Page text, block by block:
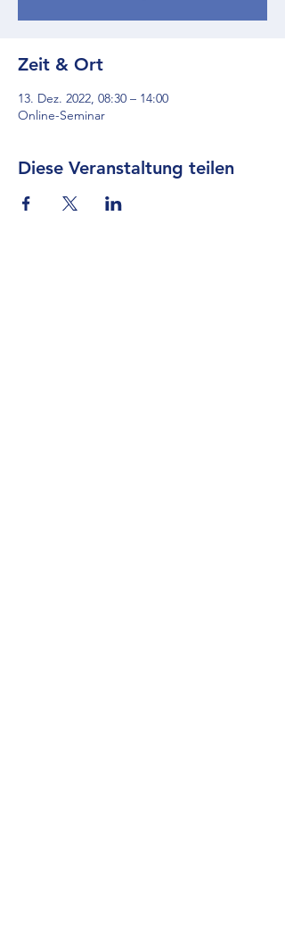
Zeit & Ort
13. Dez. 2022, 08:30 – 14:00
Online-Seminar
Diese Veranstaltung teilen